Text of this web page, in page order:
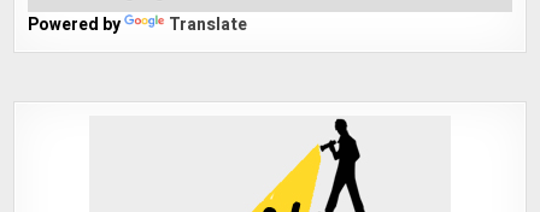
Powered by Translate